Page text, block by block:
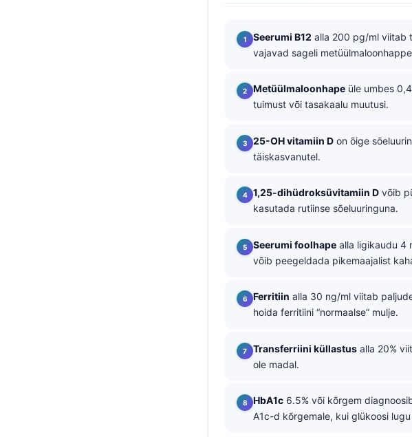
Seerumi B12 alla 200 pg/ml viitab
vajavad sageli
Metüülmaloonhape üle umbes
tuimust või tasakaalu muutusi.
25-OH vitamiin D on õige
täiskasvanutel.
1,25-dihüdroksüvitamiin D võib
kasutada rutiinse sõeluuringuna.
Seerumi foolhape alla ligikaudu 4
võib peegeldada pikemaajalist
Ferritiin alla 30 ng/ml viitab
hoida ferritiini “normaalse” mulje.
Transferriini küllastus alla 20%
ole madal.
HbA1c 6.5% või kõrgem
A1c-d kõrgemale, kui glükoosi